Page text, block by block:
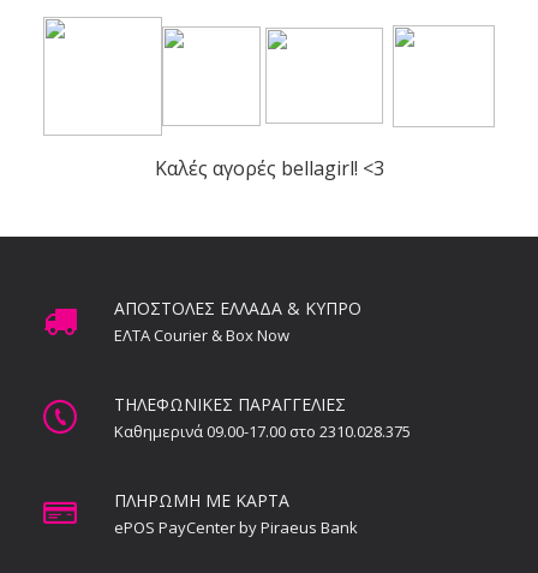
Καλές αγορές bellagirl! <3
ΑΠΟΣΤΟΛΕΣ ΕΛΛΑΔΑ & ΚΥΠΡΟ
ΕΛΤΑ Courier & Box Now
ΤΗΛΕΦΩΝΙΚΕΣ ΠΑΡΑΓΓΕΛΙΕΣ
Καθημερινά 09.00-17.00 στο 2310.028.375
ΠΛΗΡΩΜΗ ΜΕ ΚΑΡΤΑ
ePOS PayCenter by Piraeus Bank